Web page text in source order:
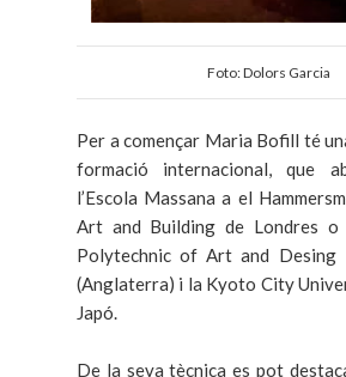
Foto: Dolors Garcia
Per a començar Maria Bofill té
formació internacional, que
l’Escola Massana a el
Art and Building de Londres o
Polytechnic of Art and Desing
(Anglaterra) i la Kyoto City
Japó.
De la seva tècnica es pot